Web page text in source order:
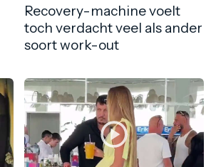
Recovery-machine voelt
toch verdacht veel als ander
soort work-out